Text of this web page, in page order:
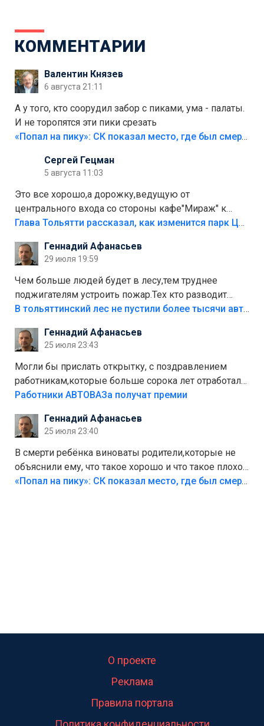
КОММЕНТАРИИ
Валентин Князев
6 августа 21:11
А у того, кто соорудил забор с пиками, ума - палаты.
И не торопятся эти пики срезать
«Попал на пику»: СК показал место, где был смертельно травмирован ребенок в Тольятти
Сергей Гецман
5 августа 11:03
Это все хорошо,а дорожку,ведущую от
центрального входа со стороны кафе"Мираж" к
аттракционам слабо доделать?А то бордюры
лежала в парке и испортилась.Да еще,видимо,часть
украли.
Глава Тольятти рассказал, как изменится парк Центрального района
Геннадий Афанасьев
29 июля 19:59
Чем больше людей будет в лесу,тем труднее
поджигателям устроить пожар.Тех кто разводит
костры,тех надо безбожно штрафовать.Камер полно
Штрафы мизерные.
В тольяттинский лес не пустили более тысячи автомобилей
Геннадий Афанасьев
25 июля 23:43
Могли бы прислать открытку, с поздравлением
работникам,которые больше сорока лет отработали
на предприятии.
Работники АВТОВАЗа получат премии
Геннадий Афанасьев
25 июля 23:40
В смерти ребёнка виноваты родители,которые не
объяснили ему, что такое хорошо и что такое плохо!
Лезть через такой забор,верх безумия,есть же
«Попал на пику»: СК показал место, где был смертельно травмирован ребенок в Тольятти
О проекте
Реклама
Правила портала